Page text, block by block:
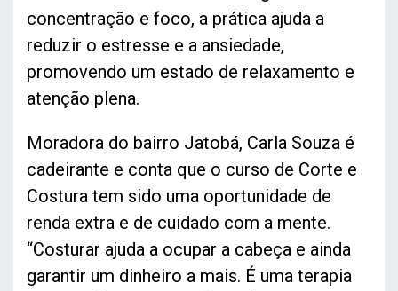
concentração e foco, a prática ajuda a
reduzir o estresse e a ansiedade,
promovendo um estado de relaxamento e
atenção plena.
Moradora do bairro Jatobá, Carla Souza é
cadeirante e conta que o curso de Corte e
Costura tem sido uma oportunidade de
renda extra e de cuidado com a mente.
“Costurar ajuda a ocupar a cabeça e ainda
garantir um dinheiro a mais. É uma terapia